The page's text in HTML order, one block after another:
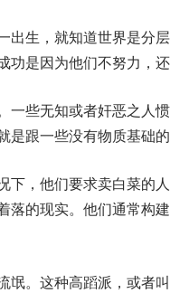
出生，就知道世界是分
功是因为他们不努力，
一些无知或者奸恶之人
跟一些没有物质基础的
下，他们要求卖白菜的
落的现实。他们通常构
氓。这种高蹈派，或者